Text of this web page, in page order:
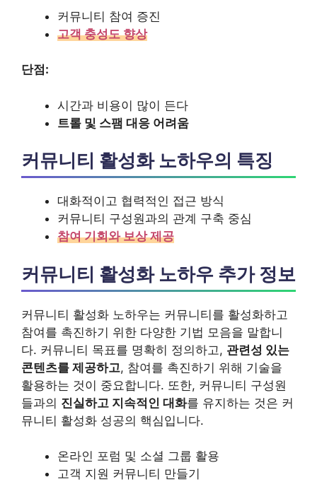
커뮤니티 참여 증진
고객 충성도 향상
단점:
시간과 비용이 많이 든다
트롤 및 스팸 대응 어려움
커뮤니티 활성화 노하우의 특징
대화적이고 협력적인 접근 방식
커뮤니티 구성원과의 관계 구축 중심
참여 기회와 보상 제공
커뮤니티 활성화 노하우 추가 정보
커뮤니티 활성화 노하우는 커뮤니티를 활성화하고
참여를 촉진하기 위한 다양한 기법 모음을 말합니
다. 커뮤니티 목표를 명확히 정의하고, 관련성 있는
콘텐츠를 제공하고, 참여를 촉진하기 위해 기술을
활용하는 것이 중요합니다. 또한, 커뮤니티 구성원
들과의 진실하고 지속적인 대화를 유지하는 것은 커
뮤니티 활성화 성공의 핵심입니다.
온라인 포럼 및 소셜 그룹 활용
고객 지원 커뮤니티 만들기